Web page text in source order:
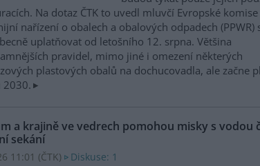
Na dotaz ČTK to uvedl mluvčí Evropské komise
nařízení o obalech a obalových odpadech (PPWR)
uplatňovat od letošního 12. srpna. Většina
pravidel, mimo jiné i omezení některých
plastových obalů na dochucovadla, ale začne
2030.
a krajině ve vedrech pomohou misky s vodou
sekání
11:01 (ČTK) Diskuse: 1